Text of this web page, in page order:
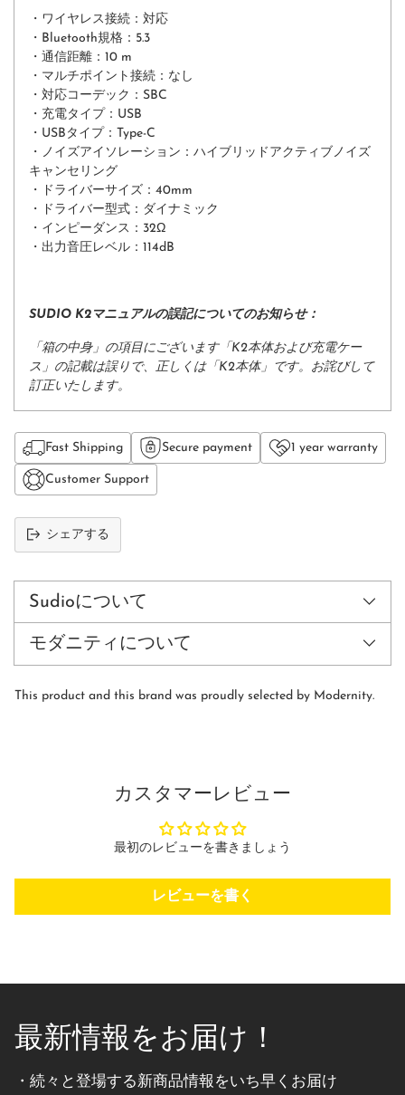
・ワイヤレス接続：対応
・Bluetooth規格：5.3
・通信距離：10 m
・マルチポイント接続：なし
・対応コーデック：SBC
・充電タイプ：USB
・USBタイプ：Type-C
・ノイズアイソレーション：ハイブリッドアクティブノイズ
キャンセリング
・ドライバーサイズ：40mm
・ドライバー型式：ダイナミック
・インピーダンス：32Ω
・出力音圧レベル：114dB
SUDIO K2マニュアルの誤記についてのお知らせ：
「箱の中身」の項目にございます「K2本体および充電ケー
ス」の記載は誤りで、正しくは「K2本体」です。お詫びして
訂正いたします。
Fast Shipping Secure payment 1 year warranty
Customer Support
シェアする
ー
追
Sudioについて
モダニティについて
This product and this brand was proudly selected by Modernity.
カスタマーレビュー
最初のレビューを書きましょう
レビューを書く
最新情報をお届け！
・続々と登場する新商品情報をいち早くお届け